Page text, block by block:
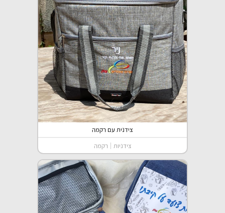
צידנית עם רקמה
צידניות רקמה